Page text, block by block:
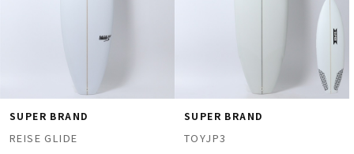
SUPER BRAND
REISE GLIDE
SUPER BRAND
TOYJP3